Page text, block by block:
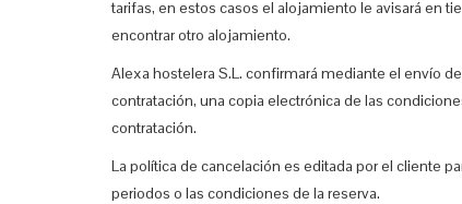
tarifas, en estos casos el alojamiento le avisará en
encontrar otro alojamiento.
Alexa hostelera S.L. confirmará mediante el envío
contratación, una copia electrónica de las
contratación.
La política de cancelación es editada por el cliente
periodos o las condiciones de la reserva.